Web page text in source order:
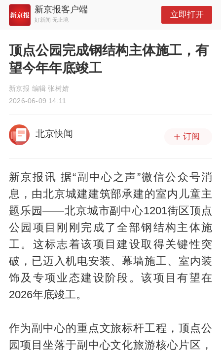
新京报客户端
好新闻 无止境
立即打开
顶点公园完成钢结构主体施工，有
望今年年底竣工
新京报 编辑 张树婧
2026-06-09 14:11
北京快闻 订阅
新京报讯 据“副中心之声”微信公众号消
息，由北京城建建筑部承建的室内儿童主
题乐园——北京城市副中心1201街区顶点
公园项目刚刚完成了全部钢结构主体施
工。这标志着该项目建设取得关键性突
破，已迈入机电安装、幕墙施工、室内装
饰及专项业态建设阶段。该项目有望在
2026年底竣工。
作为副中心的重点文旅标杆工程，顶点公
园项目坐落于副中心文化旅游核心片区，